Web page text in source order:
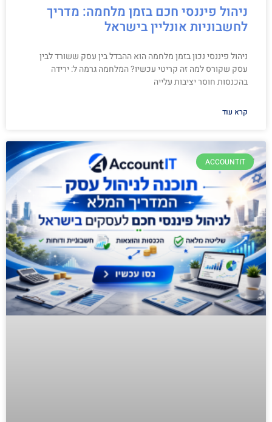
ניהול פיננסי חכם בזמן מלחמה: מדריך
לחשבוניות אונליין בישראל
ניהול פיננסי נכון בזמן מלחמה הוא ההבדל בין עסק ששורד לבין
עסק שקורס למה זה קריטי עכשיו? המלחמה גרמה ל: ירידה
בהכנסות חוסר יציבות עלייה
קרא עוד
ACCOUNTIT